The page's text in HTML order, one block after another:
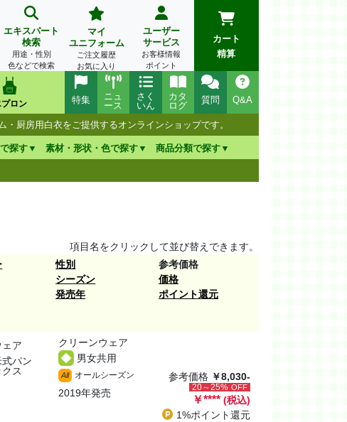
エキスパート
検索
用途・性別
色などで検索
マイ
ユニフォーム
ご注文履歴
お気に入り
ユーザー
サービス
お客様情報
ポイント
カート
精算
プロン Q&A
質問
カタ
ログ
さく
いん
ニュ
ース
特集
厨房用白衣をご提供するオンラインショップです。
探す 素材・形状・色で探す 商品分類で探す
項目名をクリックして並び替えできます。
性別
シーズン
発売年
参考価格
価格
ポイント還元
ア
パン
ス
クリーンウェア
男女共用
All オールシーズン
2019年発売
参考価格 ￥8,030-
20～25% OFF
￥**** (税込)
1%ポイント還元